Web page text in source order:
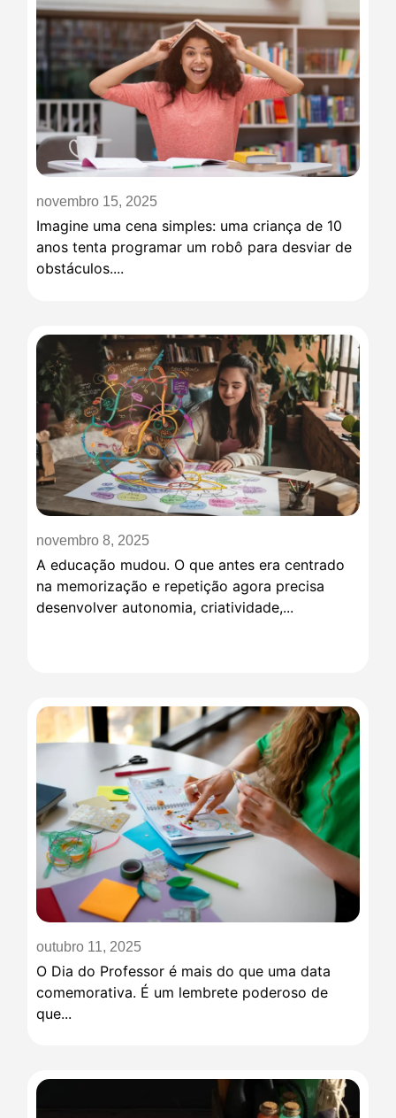
novembro 15, 2025
Imagine uma cena simples: uma criança de 10
anos tenta programar um robô para desviar de
obstáculos....
novembro 8, 2025
A educação mudou. O que antes era centrado
na memorização e repetição agora precisa
desenvolver autonomia, criatividade,...
outubro 11, 2025
O Dia do Professor é mais do que uma data
comemorativa. É um lembrete poderoso de
que...